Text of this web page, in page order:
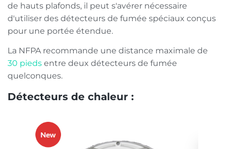
de hauts plafonds, il peut s'avérer nécessaire
d'utiliser des détecteurs de fumée spéciaux conçus
pour une portée étendue.
La NFPA recommande une distance maximale de
30 pieds entre deux détecteurs de fumée
quelconques.
Détecteurs de chaleur :